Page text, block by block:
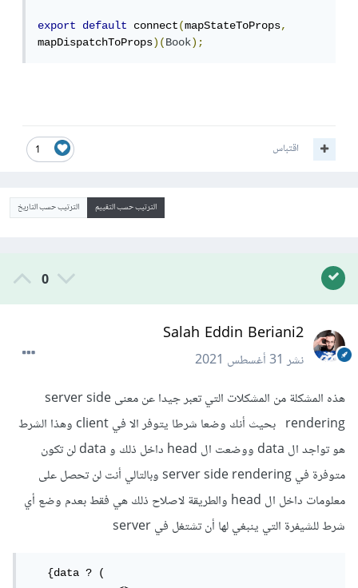
export default connect(mapStateToProps,
mapDispatchToProps)(Book);
1 اقتباس
الترتيب حسب التقييم الترتيب حسب التاريخ
0
Salah Eddin Beriani2
نشر31 أغسطس 2021
هذه المشكلة من المشكلات التي تعبر جيدا عن معنى server side
rendering بحيث أنك وضعا شرطا يتوفر الا في client وهذا الشرط
هو تواجد ال data ووضعت ال head داخل ذلك و data لن تكون
متوفرة في server side rendering وبالتالي أنت لن تحصل على
معلومات داخل ال head والطريقة لاصلاح ذلك هي فقط بعدم وضع أي
شرط للشيفرة التي ينبغي لها أن تشتغل في server
   {data ? (